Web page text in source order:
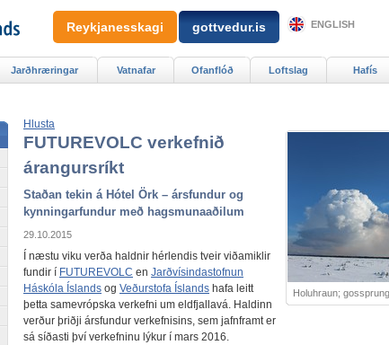
Hlusta
Holuhraun;
FUTUREVOLC verkefnið
árangursríkt
Staðan tekin á Hótel Örk – ársfundur og
kynningarfundur með hagsmunaaðilum
29.10.2015
Í næstu viku verða haldnir hérlendis tveir viðamiklir
fundir í FUTUREVOLC en Jarðvísindastofnun
Háskóla Íslands og Veðurstofa Íslands hafa leitt
þetta samevrópska verkefni um eldfjallavá. Haldinn
verður þriðji ársfundur verkefnisins, sem jafnframt er
sá síðasti því verkefninu lýkur í mars 2016.
Jarðhræringar Vatnafar Ofanflóð Loftslag Hafís
Reykjanesskagi gottvedur.is ENGLISH